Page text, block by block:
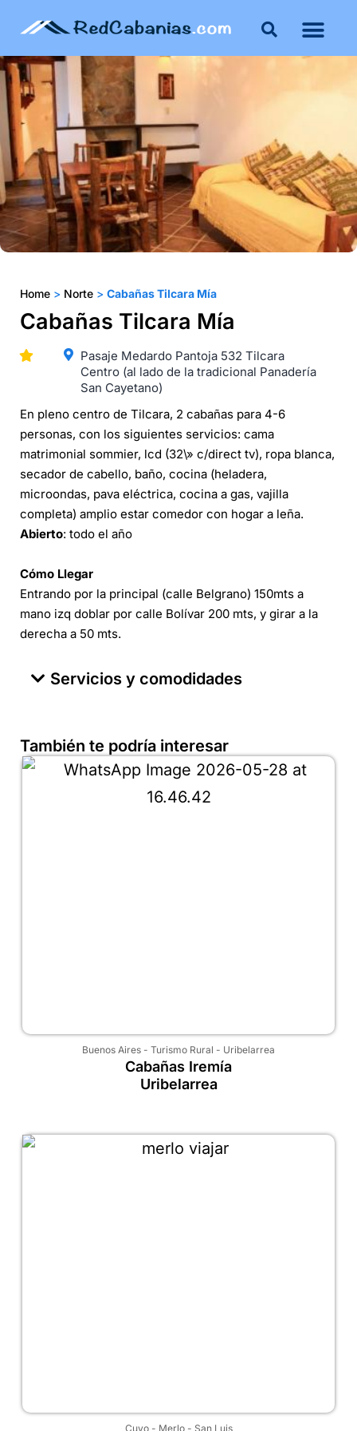
Home > Norte > Cabañas Tilcara Mía
Cabañas Tilcara Mía
Pasaje Medardo Pantoja 532 Tilcara
Centro (al lado de la tradicional Panadería
San Cayetano)
En pleno centro de Tilcara, 2 cabañas para 4-6
personas, con los siguientes servicios: cama
matrimonial sommier, lcd (32\» c/direct tv), ropa blanca,
secador de cabello, baño, cocina (heladera,
microondas, pava eléctrica, cocina a gas, vajilla
completa) amplio estar comedor con hogar a leña.
Abierto: todo el año
Cómo Llegar
Entrando por la principal (calle Belgrano) 150mts a
mano izq doblar por calle Bolívar 200 mts, y girar a la
derecha a 50 mts.
Servicios y comodidades
También te podría interesar
Buenos Aires - Turismo Rural - Uribelarrea
Cabañas Iremía
Uribelarrea
Cuyo- Merlo- San Luis